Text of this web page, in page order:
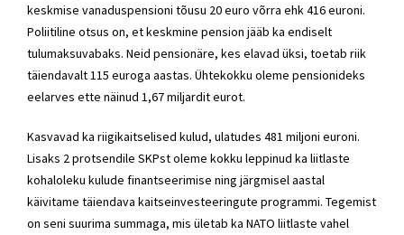
keskmise vanaduspensioni tõusu 20 euro võrra ehk 416 euroni.
Poliitiline otsus on, et keskmine pension jääb ka endiselt
tulumaksuvabaks. Neid pensionäre, kes elavad üksi, toetab riik
täiendavalt 115 euroga aastas. Ühtekokku oleme pensionideks
eelarves ette näinud 1,67 miljardit eurot.
Kasvavad ka riigikaitselised kulud, ulatudes 481 miljoni euroni.
Lisaks 2 protsendile SKPst oleme kokku leppinud ka liitlaste
kohaloleku kulude finantseerimise ning järgmisel aastal
käivitame täiendava kaitseinvesteeringute programmi. Tegemist
on seni suurima summaga, mis ületab ka NATO liitlaste vahel